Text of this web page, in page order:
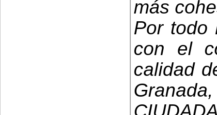
más
Por todo
con el
calidad